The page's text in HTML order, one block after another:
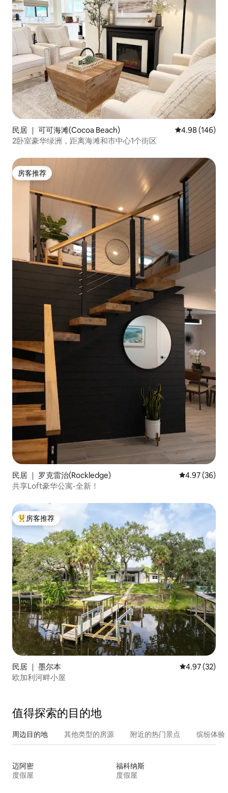
民居 ｜ 可可海滩(Cocoa Beach) 平均评分 4.98
4.98 (146)
2卧室豪华绿洲，距离海滩和市中心1个街区
房客推荐
房客推荐
民居 ｜ 罗克雷治(Rockledge) 平均评分
4.97 (36)
共享Loft豪华公寓-全新！
热门「房客推荐」
房客推荐
民居 ｜ 墨尔本 平均评分
4.97 (32)
欧加利河畔小屋
值得探索的目的地
周边目的地 其他类型的房源 附近的热门景点 缤纷体验
迈阿密
度假屋
福科纳斯
度假屋